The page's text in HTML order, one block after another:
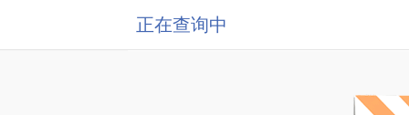
正在查询中